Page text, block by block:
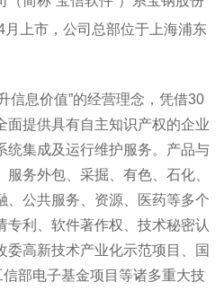
上市，公司总部位于上海浦东
信息价值”的经营理念，凭借30
面提供具有自主知识产权的企业
统集成及运行维护服务。产品与
务外包、采掘、有色、石化、
、公共服务、资源、医药等多个
专利、软件著作权、技术秘密认
委高新技术产业化示范项目、国
部电子基金项目等诸多重大技